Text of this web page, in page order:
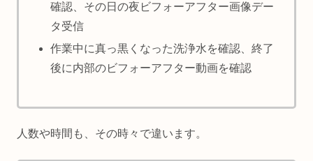
確認、その日の夜ビフォーアフター画像デー
タ受信
作業中に真っ黒くなった洗浄水を確認、終了
後に内部のビフォーアフター動画を確認
人数や時間も、その時々で違います。